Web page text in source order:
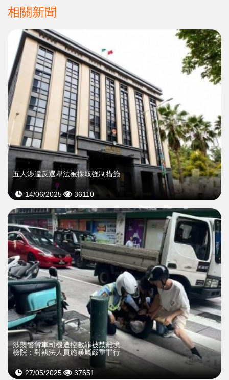
相關新聞
五人涉違反選舉法被採取強制措施
14/06/2025 36110
​涉襲警貨車司機遭控數罪被禁離境
檢院：對執法人員施暴屬嚴重罪行
27/05/2025 37651